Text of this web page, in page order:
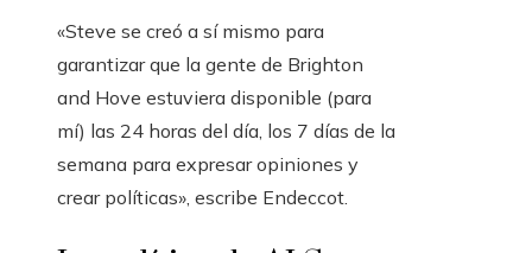
«Steve se creó a sí mismo para
garantizar que la gente de Brighton
and Hove estuviera disponible (para
mí) las 24 horas del día, los 7 días de la
semana para expresar opiniones y
crear políticas», escribe Endeccot.